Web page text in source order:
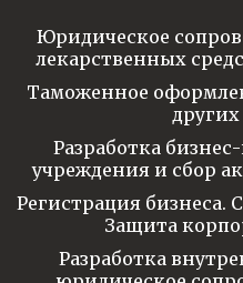
Юридическое
лекарственных
Таможенное
Разработка
учреждения и сбор
Регистрация бизнеса.
Защита
Разработка